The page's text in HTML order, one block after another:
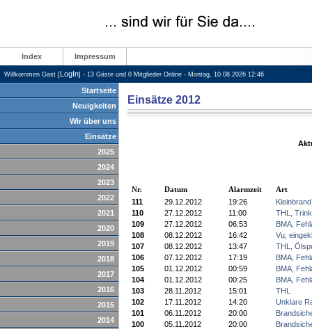
Index Impressum
Willkommen Gast [LogIn] - 13 Gäste und 0 Mitglieder Online - Montag, 10.08.2026 12:46
Startseite
Neuigkeiten
Wir über uns
Einsätze
2025
2024
2023
2022
2021
2020
2019
2018
2017
2016
2015
2014
Einsätze 2012
Nr. Datum Alarmzeit
Art
111
29.12.2012 19:26
Kleinbrand
110
27.12.2012 11:00
THL,
109
27.12.2012 06:53
BMA,
108
08.12.2012 16:42
Vu,
107
08.12.2012 13:47
THL,
106
07.12.2012 17:19
BMA,
105
01.12.2012 00:59
BMA,
104
01.12.2012 00:25
BMA,
103
28.11.2012 15:01
THL
102
17.11.2012 14:20
Unklare
101
06.11.2012 20:00
100
05.11.2012 20:00